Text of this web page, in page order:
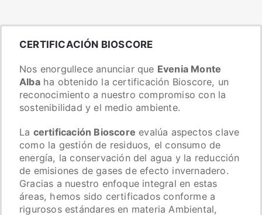
CERTIFICACIÓN BIOSCORE
Nos enorgullece anunciar que Evenia Monte
Albaha obtenido la certificación Bioscore, un
reconocimiento a nuestro compromiso con la
sostenibilidad y el medio ambiente.
La certificación Bioscore evalúa aspectos clave
como la gestión de residuos, el consumo de
energía, la conservación del agua y la reducción
de emisiones de gases de efecto invernadero.
Gracias a nuestro enfoque integral en estas
áreas, hemos sido certificados conforme a
rigurosos estándares en materia Ambiental,